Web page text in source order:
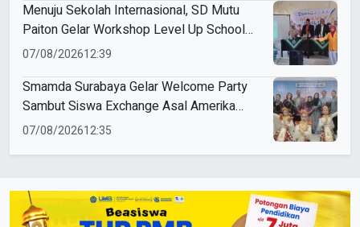
Menuju Sekolah Internasional, SD Mutu
Paiton Gelar Workshop Level Up School
Branding
07/08/202612:39
Smamda Surabaya Gelar Welcome Party
Sambut Siswa Exchange Asal Amerika
Serikat
07/08/202612:35